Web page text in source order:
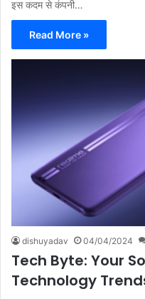
इस कदम से कंपनी…
Read More »
dishuyadav 04/04/2024
Tech Byte: Your
Technology